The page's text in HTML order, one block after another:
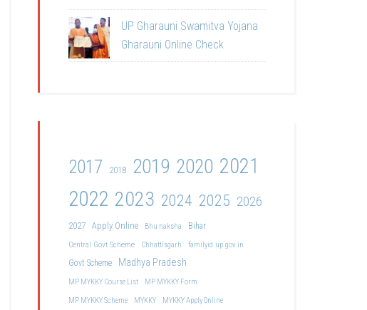
UP Gharauni Swamitva Yojana
Gharauni Online Check
2017 2018 2019 2020 2021
2022 2023 2024 2025 2026
2027 Apply Online Bhu naksha
Bihar
Central Govt Scheme
Chhattisgarh familyid.up.gov.in
Govt Scheme Madhya Pradesh
MP MYKKY Course List
MP MYKKY Form
MP MYKKY Scheme
MYKKY
MYKKY Apply Online